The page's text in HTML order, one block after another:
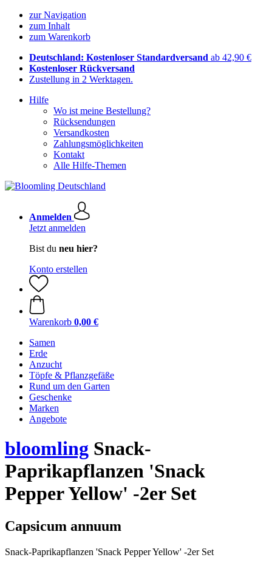
zur Navigation
zum Inhalt
zum Warenkorb
Deutschland: Kostenloser Standardversand ab 42,90 €
Kostenloser Rückversand
Zustellung in 2 Werktagen.
Hilfe
Wo ist meine Bestellung?
Rücksendungen
Versandkosten
Zahlungsmöglichkeiten
Kontakt
Alle Hilfe-Themen
Anmelden
Jetzt anmelden
Bist du neu hier?
Konto erstellen
Warenkorb 0,00 €
Samen
Erde
Anzucht
Töpfe & Pflanzgefäße
Rund um den Garten
Geschenke
Marken
Angebote
bloomling Snack-
Paprikapflanzen 'Snack
Pepper Yellow' -2er Set
Capsicum annuum
Snack-Paprikapflanzen 'Snack Pepper Yellow' -2er Set